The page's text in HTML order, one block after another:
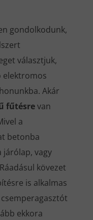
gondolkodunk,
választjuk,
elektromos
Akár
fűtésrevan
a
betonba
járólap, vagy
kövezet
is alkalmas
ekkora